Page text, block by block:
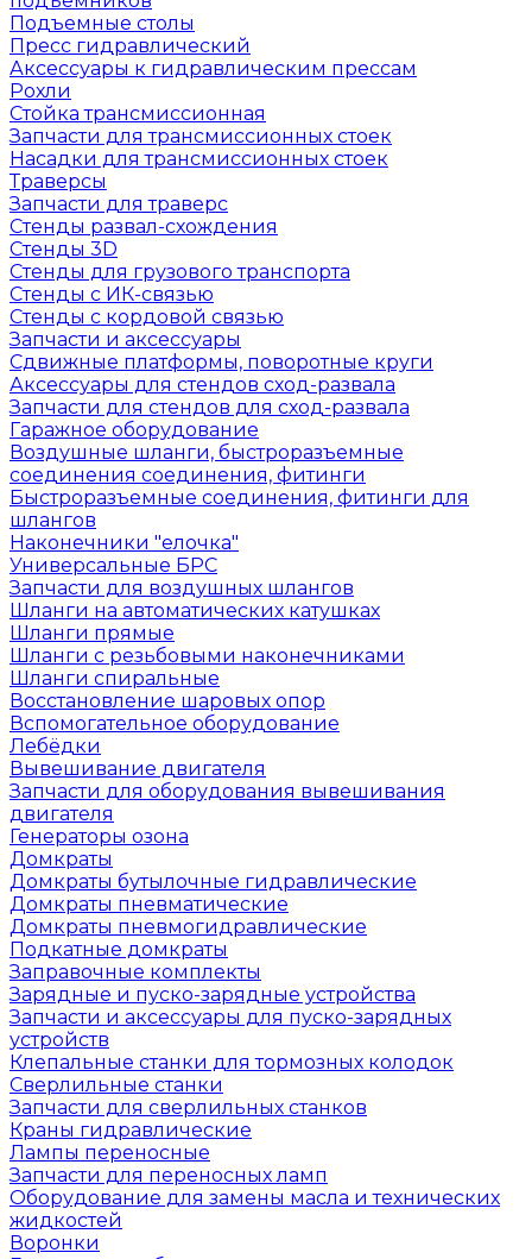
Подъемные столы
Пресс гидравлический
Аксессуары к гидравлическим прессам
Рохли
Стойка трансмиссионная
Запчасти для трансмиссионных стоек
Насадки для трансмиссионных стоек
Траверсы
Запчасти для траверс
Стенды развал-схождения
Стенды 3D
Стенды для грузового транспорта
Стенды с ИК-связью
Стенды с кордовой связью
Запчасти и аксессуары
Сдвижные платформы, поворотные круги
Аксессуары для стендов сход-развала
Запчасти для стендов для сход-развала
Гаражное оборудование
Воздушные шланги, быстроразъемные
соединения соединения, фитинги
Быстроразъемные соединения, фитинги для
шлангов
Наконечники "елочка"
Универсальные БРС
Запчасти для воздушных шлангов
Шланги на автоматических катушках
Шланги прямые
Шланги с резьбовыми наконечниками
Шланги спиральные
Восстановление шаровых опор
Вспомогательное оборудование
Лебёдки
Вывешивание двигателя
Запчасти для оборудования вывешивания
двигателя
Генераторы озона
Домкраты
Домкраты бутылочные гидравлические
Домкраты пневматические
Домкраты пневмогидравлические
Подкатные домкраты
Заправочные комплекты
Зарядные и пуско-зарядные устройства
Запчасти и аксессуары для пуско-зарядных
устройств
Клепальные станки для тормозных колодок
Сверлильные станки
Запчасти для сверлильных станков
Краны гидравлические
Лампы переносные
Запчасти для переносных ламп
Оборудование для замены масла и технических
жидкостей
Воронки